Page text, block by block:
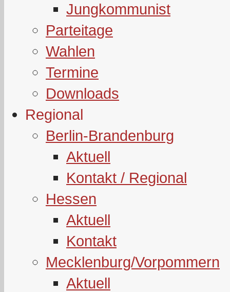
Jungkommunist
Parteitage
Wahlen
Termine
Downloads
Regional
Berlin-Brandenburg
Aktuell
Kontakt / Regional
Hessen
Aktuell
Kontakt
Mecklenburg/Vorpommern
Aktuell